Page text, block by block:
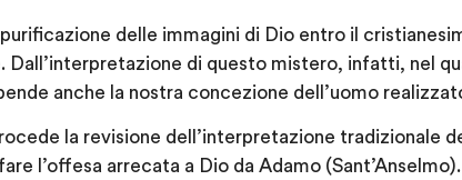
purificazione delle immagini di Dio entro il
Dall’interpretazione di questo mistero, infatti, nel
anche la nostra concezione dell’uomo
la revisione dell’interpretazione tradizionale
l’offesa arrecata a Dio da Adamo